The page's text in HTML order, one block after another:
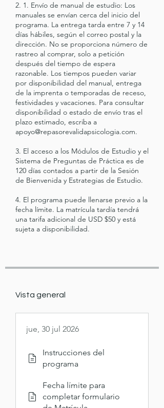
2. 1. Envío de manual de estudio: Los
manuales se envían cerca del inicio del
programa. La entrega tarda entre 7 y 14
días hábiles, según el correo postal y la
dirección. No se proporciona número de
rastreo al comprar, solo a petición
después del tiempo de espera
razonable. Los tiempos pueden variar
por disponibilidad del manual, entrega
de la imprenta o temporadas de receso,
festividades y vacaciones. Para consultar
disponibilidad o estado de envío tras el
plazo estimado, escriba a
apoyo@repasorevalidapsicologia.com.
3. El acceso a los Módulos de Estudio y el
Sistema de Preguntas de Práctica es de
120 días contados a partir de la Sesión
de Bienvenida y Estrategias de Estudio.
4. El programa puede llenarse previo a la
fecha límite. La matrícula tardía tendrá
una tarifa adicional de USD $50 y está
sujeta a disponibilidad.
Vista general
jue, 30 jul 2026
Instrucciones del
programa
Fecha límite para
completar formulario